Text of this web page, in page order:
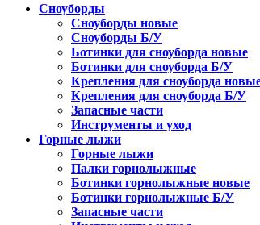
Сноуборды
Сноуборды новые
Сноуборды Б/У
Ботинки для сноуборда новые
Ботинки для сноуборда Б/У
Крепления для сноуборда
Крепления для сноуборда Б/У
Запасные части
Инструменты и уход
Горные лыжи
Горные лыжи
Палки горнолыжные
Ботинки горнолыжные новые
Ботинки горнолыжные Б/У
Запасные части